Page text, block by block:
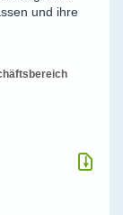
und ihre